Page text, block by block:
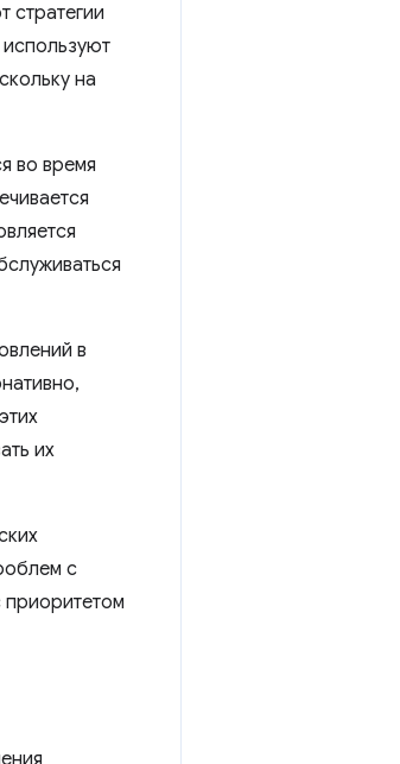
стратегии
на
во время
в
их
с
приоритетом